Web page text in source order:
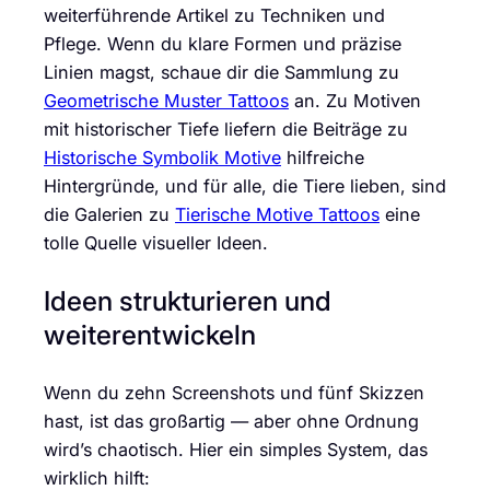
weiterführende Artikel zu Techniken und
Pflege. Wenn du klare Formen und präzise
Linien magst, schaue dir die Sammlung zu
Geometrische Muster Tattoos an. Zu Motiven
mit historischer Tiefe liefern die Beiträge zu
Historische Symbolik Motive hilfreiche
Hintergründe, und für alle, die Tiere lieben, sind
die Galerien zu Tierische Motive Tattoos eine
tolle Quelle visueller Ideen.
Ideen strukturieren und
weiterentwickeln
Wenn du zehn Screenshots und fünf Skizzen
hast, ist das großartig — aber ohne Ordnung
wird’s chaotisch. Hier ein simples System, das
wirklich hilft: